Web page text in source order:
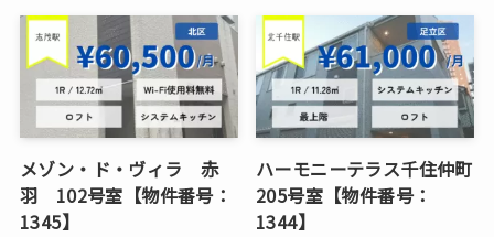
メゾン・ド・ヴィラ 赤
羽 102号室【物件番号：
1345】
ハーモニーテラス千住仲町
205号室【物件番号：
1344】